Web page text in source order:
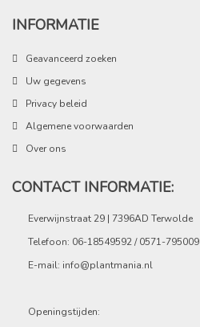
INFORMATIE
Geavanceerd zoeken
Uw gegevens
Privacy beleid
Algemene voorwaarden
Over ons
CONTACT INFORMATIE:
Everwijnstraat 29 | 7396AD Terwolde
Telefoon: 06-18549592 / 0571-795009
E-mail: info@plantmania.nl
Openingstijden: